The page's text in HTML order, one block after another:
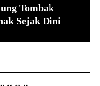
Tombak
Sejak Dini